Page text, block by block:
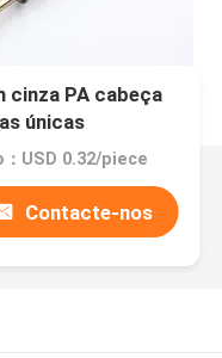
cinza PA cabeça
únicas
：USD 0.32/piece
Contacte-nos